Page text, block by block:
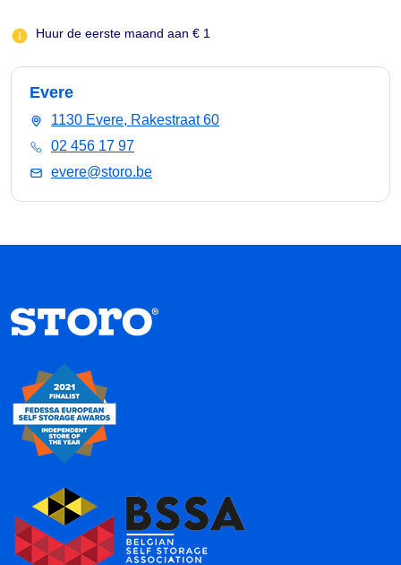
Huur de eerste maand aan € 1
Evere
1130 Evere, Rakestraat 60
02 456 17 97
evere@storo.be